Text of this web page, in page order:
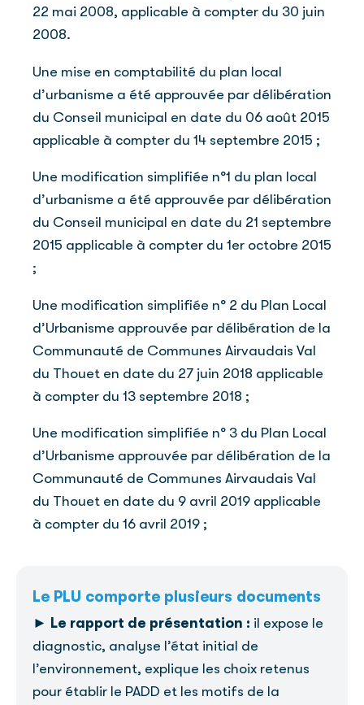
22 mai 2008, applicable à compter du 30 juin
2008.
Une mise en comptabilité du plan local
d’urbanisme a été approuvée par délibération
du Conseil municipal en date du 06 août 2015
applicable à compter du 14 septembre 2015 ;
Une modification simplifiée n°1 du plan local
d’urbanisme a été approuvée par délibération
du Conseil municipal en date du 21 septembre
2015 applicable à compter du 1er octobre 2015
;
Une modification simplifiée n° 2 du Plan Local
d’Urbanisme approuvée par délibération de la
Communauté de Communes Airvaudais Val
du Thouet en date du 27 juin 2018 applicable
à compter du 13 septembre 2018 ;
Une modification simplifiée n° 3 du Plan Local
d’Urbanisme approuvée par délibération de la
Communauté de Communes Airvaudais Val
du Thouet en date du 9 avril 2019 applicable
à compter du 16 avril 2019 ;
Le PLU comporte plusieurs documents
► Le rapport de présentation : il expose le
diagnostic, analyse l’état initial de
l’environnement, explique les choix retenus
pour établir le PADD et les motifs de la